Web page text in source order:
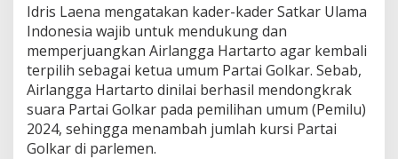
Idris Laena mengatakan kader-kader Satkar Ulama
Indonesia wajib untuk mendukung dan
memperjuangkan Airlangga Hartarto agar kembali
terpilih sebagai ketua umum Partai Golkar. Sebab,
Airlangga Hartarto dinilai berhasil mendongkrak
suara Partai Golkar pada pemilihan umum (Pemilu)
2024, sehingga menambah jumlah kursi Partai
Golkar di parlemen.